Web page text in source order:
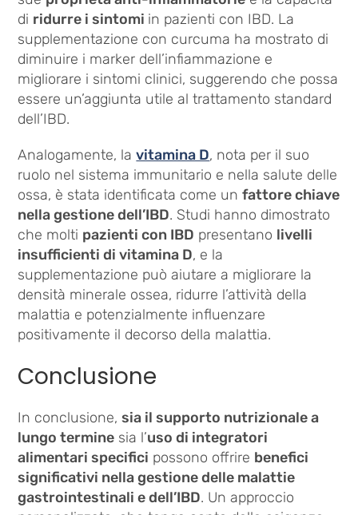
di ridurre i sintomi in pazienti con IBD. La
supplementazione con curcuma ha mostrato di
diminuire i marker dell’infiammazione e
migliorare i sintomi clinici, suggerendo che possa
essere un’aggiunta utile al trattamento standard
dell’IBD.
Analogamente, lavitamina D, nota per il suo
ruolo nel sistema immunitario e nella salute delle
ossa, è stata identificata come unfattore chiave
nella gestione dell’IBD. Studi hanno dimostrato
che molti pazienti con IBD presentano livelli
insufficienti di vitamina D, e la
supplementazione può aiutare a migliorare la
densità minerale ossea, ridurre l’attività della
malattia e potenzialmente influenzare
positivamente il decorso della malattia.
Conclusione
In conclusione, sia il supporto nutrizionale a
lungo termine sia l’uso di integratori
alimentari specifici possono offrire benefici
significativi nella gestione delle malattie
gastrointestinali e dell’IBD. Un approccio